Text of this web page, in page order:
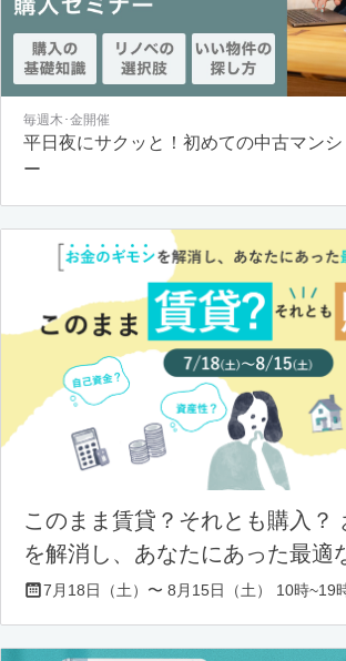
毎週木･金開催
平日夜にサクッと！初めての中古マン
ー
このまま賃貸？それとも購入？
を解消し、あなたにあった最適
7月18日（土）〜 8月15日（土） 10時~19